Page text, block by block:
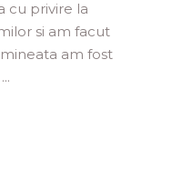
cu privire la
si am facut
am fost